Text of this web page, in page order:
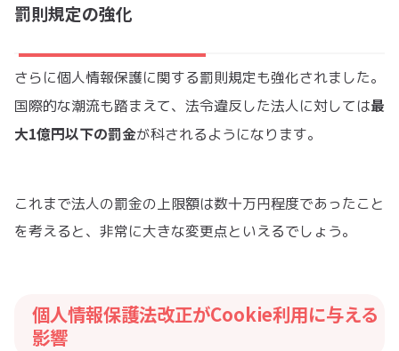
罰則規定の強化
さらに個人情報保護に関する罰則規定も強化されました。
国際的な潮流も踏まえて、法令違反した法人に対しては最
大1億円以下の罰金が科されるようになります。
これまで法人の罰金の上限額は数十万円程度であったこと
を考えると、非常に大きな変更点といえるでしょう。
個人情報保護法改正がCookie利用に与える
影響